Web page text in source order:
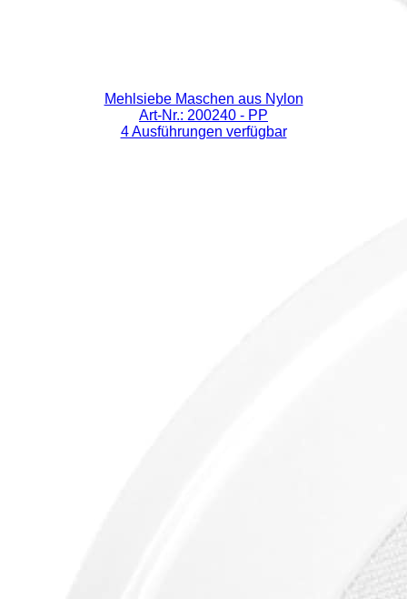
Mehlsiebe Maschen aus Nylon
Art-Nr.: 200240 - PP
4 Ausführungen verfügbar